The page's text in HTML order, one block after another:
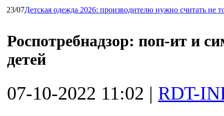
23/07Детская одежда 2026: производителю нужно считать не
Роспотребнадзор: поп-ит и
детей
07-10-2022 11:02 | RDT-